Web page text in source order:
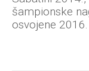
šampionske
osvojene